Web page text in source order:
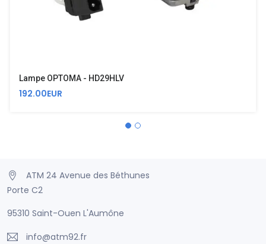
Lampe OPTOMA - HD29HLV
192.00EUR
ATM 24 Avenue des Béthunes
Porte C2
95310 Saint-Ouen L'Aumône
info@atm92.fr